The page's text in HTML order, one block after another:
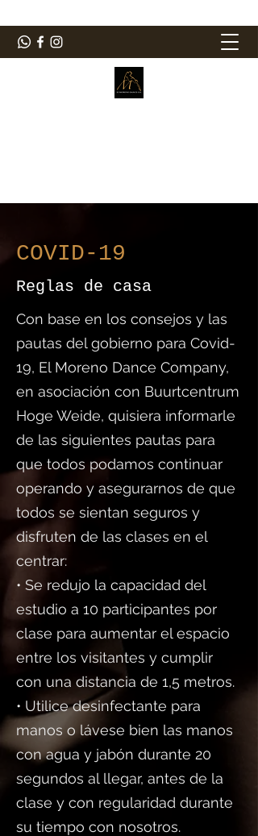
COVID-19
Reglas de casa
Con base en los consejos y las
pautas del gobierno para Covid-
19, El Moreno Dance Company,
en asociación con Buurtcentrum
Hoge Weide, quisiera informarle
de las siguientes pautas para
que todos podamos continuar
operando y asegurarnos de que
todos se sientan seguros y
disfruten de las clases en el
centrar:
• Se redujo la capacidad del
estudio a 10 participantes por
clase para aumentar el espacio
entre los visitantes y cumplir
con una distancia de 1,5 metros.
• Utilice desinfectante para
manos o lávese bien las manos
con agua y jabón durante 20
segundos al llegar, antes de la
clase y con regularidad durante
su tiempo con nosotros.